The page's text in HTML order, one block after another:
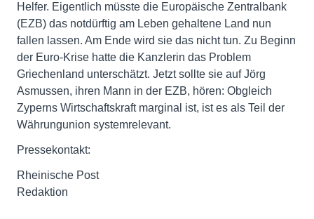
Helfer. Eigentlich müsste die Europäische Zentralbank
(EZB) das notdürftig am Leben gehaltene Land nun
fallen lassen. Am Ende wird sie das nicht tun. Zu Beginn
der Euro-Krise hatte die Kanzlerin das Problem
Griechenland unterschätzt. Jetzt sollte sie auf Jörg
Asmussen, ihren Mann in der EZB, hören: Obgleich
Zyperns Wirtschaftskraft marginal ist, ist es als Teil der
Währungunion systemrelevant.
Pressekontakt:
Rheinische Post
Redaktion